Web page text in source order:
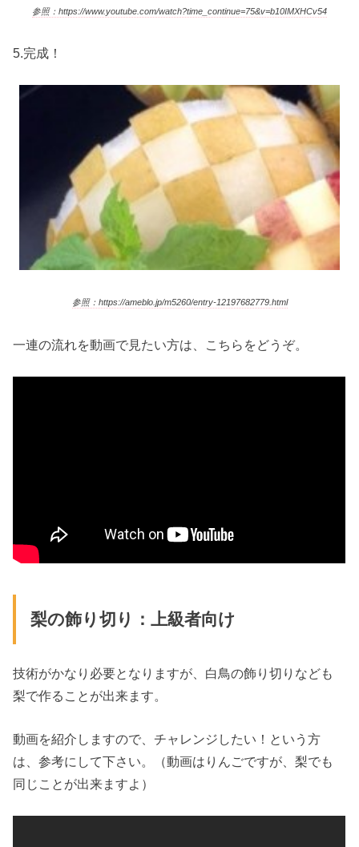
参照：https://www.youtube.com/watch?time_continue=75&v=b10IMXHCv54
5.完成！
参照：https://ameblo.jp/m5260/entry-12197682779.html
一連の流れを動画で見たい方は、こちらをどうぞ。
梨の飾り切り：上級者向け
技術がかなり必要となりますが、白鳥の飾り切りなども
梨で作ることが出来ます。
動画を紹介しますので、チャレンジしたい！という方
は、参考にして下さい。（動画はりんごですが、梨でも
同じことが出来ますよ）